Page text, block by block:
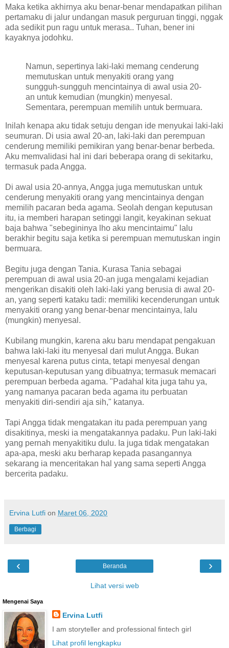
Maka ketika akhirnya aku benar-benar mendapatkan pilihan
pertamaku di jalur undangan masuk perguruan tinggi, nggak
ada sedikit pun ragu untuk merasa.. Tuhan, bener ini
kayaknya jodohku.
Namun, sepertinya laki-laki memang cenderung
memutuskan untuk menyakiti orang yang
sungguh-sungguh mencintainya di awal usia 20-
an untuk kemudian (mungkin) menyesal.
Sementara, perempuan memilih untuk bermuara.
Inilah kenapa aku tidak setuju dengan ide menyukai laki-laki
seumuran. Di usia awal 20-an, laki-laki dan perempuan
cenderung memiliki pemikiran yang benar-benar berbeda.
Aku memvalidasi hal ini dari beberapa orang di sekitarku,
termasuk pada Angga.
Di awal usia 20-annya, Angga juga memutuskan untuk
cenderung menyakiti orang yang mencintainya dengan
memilih pacaran beda agama. Seolah dengan keputusan
itu, ia memberi harapan setinggi langit, keyakinan sekuat
baja bahwa "sebegininya lho aku mencintaimu" lalu
berakhir begitu saja ketika si perempuan memutuskan ingin
bermuara.
Begitu juga dengan Tania. Kurasa Tania sebagai
perempuan di awal usia 20-an juga mengalami kejadian
mengerikan disakiti oleh laki-laki yang berusia di awal 20-
an, yang seperti kataku tadi: memiliki kecenderungan untuk
menyakiti orang yang benar-benar mencintainya, lalu
(mungkin) menyesal.
Kubilang mungkin, karena aku baru mendapat pengakuan
bahwa laki-laki itu menyesal dari mulut Angga. Bukan
menyesal karena putus cinta, tetapi menyesal dengan
keputusan-keputusan yang dibuatnya; termasuk memacari
perempuan berbeda agama. "Padahal kita juga tahu ya,
yang namanya pacaran beda agama itu perbuatan
menyakiti diri-sendiri aja sih," katanya.
Tapi Angga tidak mengatakan itu pada perempuan yang
disakitinya, meski ia mengatakannya padaku. Pun laki-laki
yang pernah menyakitiku dulu. Ia juga tidak mengatakan
apa-apa, meski aku berharap kepada pasangannya
sekarang ia menceritakan hal yang sama seperti Angga
bercerita padaku.
Ervina Lutfi on Maret 06, 2020
Berbagi
‹ ›
Beranda
Lihat versi web
Mengenai Saya
Ervina Lutfi
I am storyteller and professional fintech girl
Lihat profil lengkapku